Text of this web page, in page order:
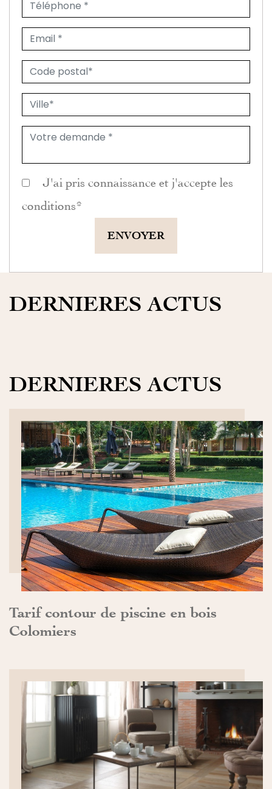
J'ai pris connaissance et j'accepte les
conditions *
ENVOYER
DERNIERES ACTUS
DERNIERES ACTUS
Tarif contour de piscine en bois
Colomiers
DÉCOUVRIR>>
DÉCOUVRIR>>